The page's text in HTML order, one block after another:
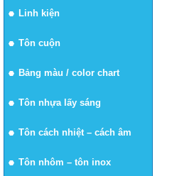
Linh kiện
Tôn cuộn
Bảng màu / color chart
Tôn nhựa lấy sáng
Tôn cách nhiệt – cách âm
Tôn nhôm – tôn inox